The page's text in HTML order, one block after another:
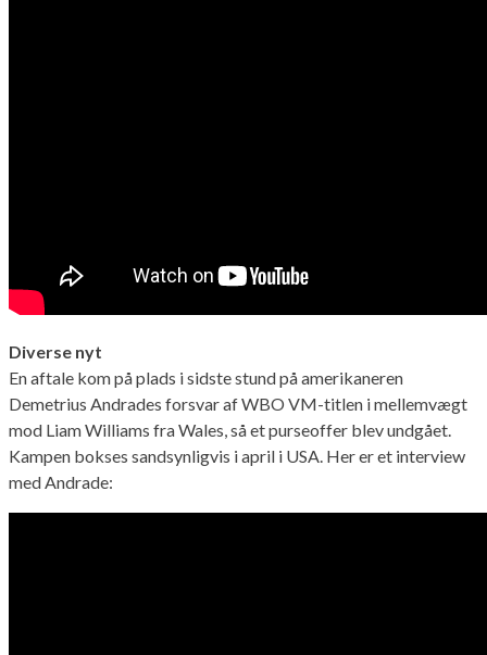
Diverse nyt
En aftale kom på plads i sidste stund på amerikaneren
Demetrius Andrades forsvar af WBO VM-titlen i mellemvægt
mod Liam Williams fra Wales, så et purseoffer blev undgået.
Kampen bokses sandsynligvis i april i USA. Her er et interview
med Andrade: